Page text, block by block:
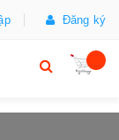
Đăng ký